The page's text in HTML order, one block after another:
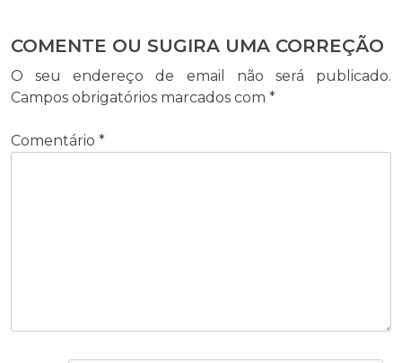
COMENTE OU SUGIRA UMA CORREÇÃO
O seu endereço de email não será publicado.
Campos obrigatórios marcados com *
Comentário *